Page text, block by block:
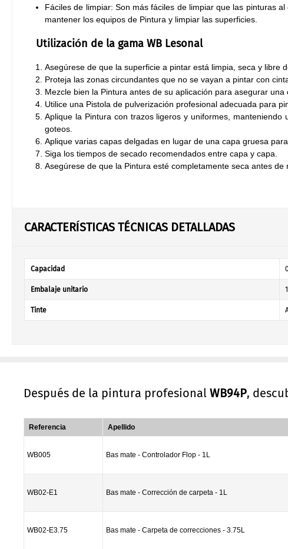
Fáciles de limpiar: Son más fáciles de limpiar que las pinturas
mantener los equipos de Pintura y limpiar las superficies.
Utilización de la gama WB Lesonal
Asegúrese de que la superficie a pintar está limpia, seca y libre
Proteja las zonas circundantes que no se vayan a pintar con
Mezcle bien la Pintura antes de su aplicación para asegurar una
Utilice una Pistola de pulverización profesional adecuada para
Aplique la Pintura con trazos ligeros y uniformes,
goteos.
Aplique varias capas delgadas en lugar de una capa gruesa
Siga los tiempos de secado recomendados entre capa y capa.
Asegúrese de que la Pintura esté completamente seca antes de
CARACTERÍSTICAS TÉCNICAS DETALLADAS
Capacidad
Embalaje unitario 1
Tinte
Después de la pintura profesional WB94P,
Referencia Apellido
WB005 Bas mate - Controlador Flop - 1L
WB02-E1 Bas mate - Corrección de carpeta - 1L
WB02-E3.75 Bas mate - Carpeta de correcciones - 3.75L